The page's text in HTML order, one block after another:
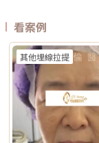
八歲者不建議未成年
雷射有什麼最大差別
熱破壞色素為核心的
AI 智慧影像分析與低
的紅腫或反黑風險。
治療選擇。Q2：一次
斑、雀斑在單次治療
多次治療，效果會以
膚況並由醫師評估調
任何除斑型雷射都可
統保護，發生率較低
可以優先評估音波。
也是為什麼現在很多
要一種療程，而是要
是兩者搭配。電波音
波和音波作用原理不
是用音波處理深層輪
全面。不過，電音波
隔時間，都需要依照
做過其他療程，或是
療。做電波音波前，
選電波或音波前，先
題屬於哪一種。臉部
皺紋形成、膚質老化
容積式加熱 療程定位 膚質、細緻、緊緻並重 輪廓、拉提、緊實為主 適合族
冷卻技術 五階七段冷卻系統 分段噴灑冷媒 探頭 雅典娜探頭：臉部 宙斯探
頭：身體 愛神探頭：眼周 紫鑽探頭：臉/四肢 碧眼探頭：眼周 藍鑽探頭：
臉/四肢 黃金探頭：身體 疼痛感 多數定位為較舒適型 但仍因人而異 感受通
常較明顯，但依能量、部位與個人
部較緊 光澤提升 輪廓變緊、線條感改善 適合重點 想變精緻、自然、保養型
想加強緊緻、抗老、輪廓型 原理差異：單極、雙極到底是
到「單極」、「雙極
電波：像是把熱能傳
（以真皮層為主），
射頻應用。雙極電波
https://
址：新北市板橋區文
openQrModal=true
看案例
其他埋線拉提